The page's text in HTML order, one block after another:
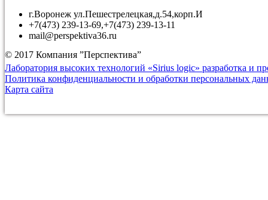
г.Воронеж ул.Пешестрелецкая,д.54,корп.И
+7(473) 239-13-69,+7(473) 239-13-11
mail@perspektiva36.ru
© 2017 Компания ”Перспектива”
Лаборатория высоких технологий «Sirius logic» разработка и
Политика конфиденциальности и обработки персональных
Карта сайта